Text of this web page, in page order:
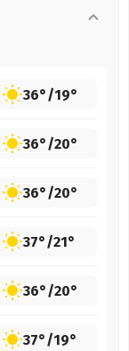
36°/19°
36°/20°
36°/20°
37°/21°
36°/20°
37°/19°